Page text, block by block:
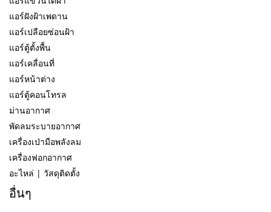
แอร์ฝังฝ้าเพดาน
แอร์เปลือยซ่อนฝ้า
แอร์ตู้ตั้งพื้น
แอร์เคลื่อนที่
แอร์หน้าต่าง
แอร์ตู้คอนโทรล
ม่านอากาศ
พัดลมระบายอากาศ
เครื่องเป่ามือพลังลม
เครื่องฟอกอากาศ
อะไหล่ | วัสดุติดตั้ง
อื่นๆ